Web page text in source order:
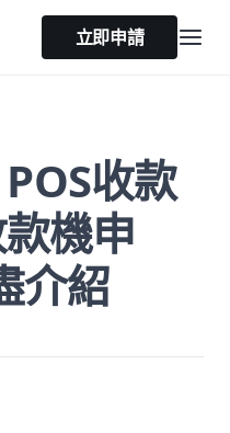
立即申請
收款
機申
介紹